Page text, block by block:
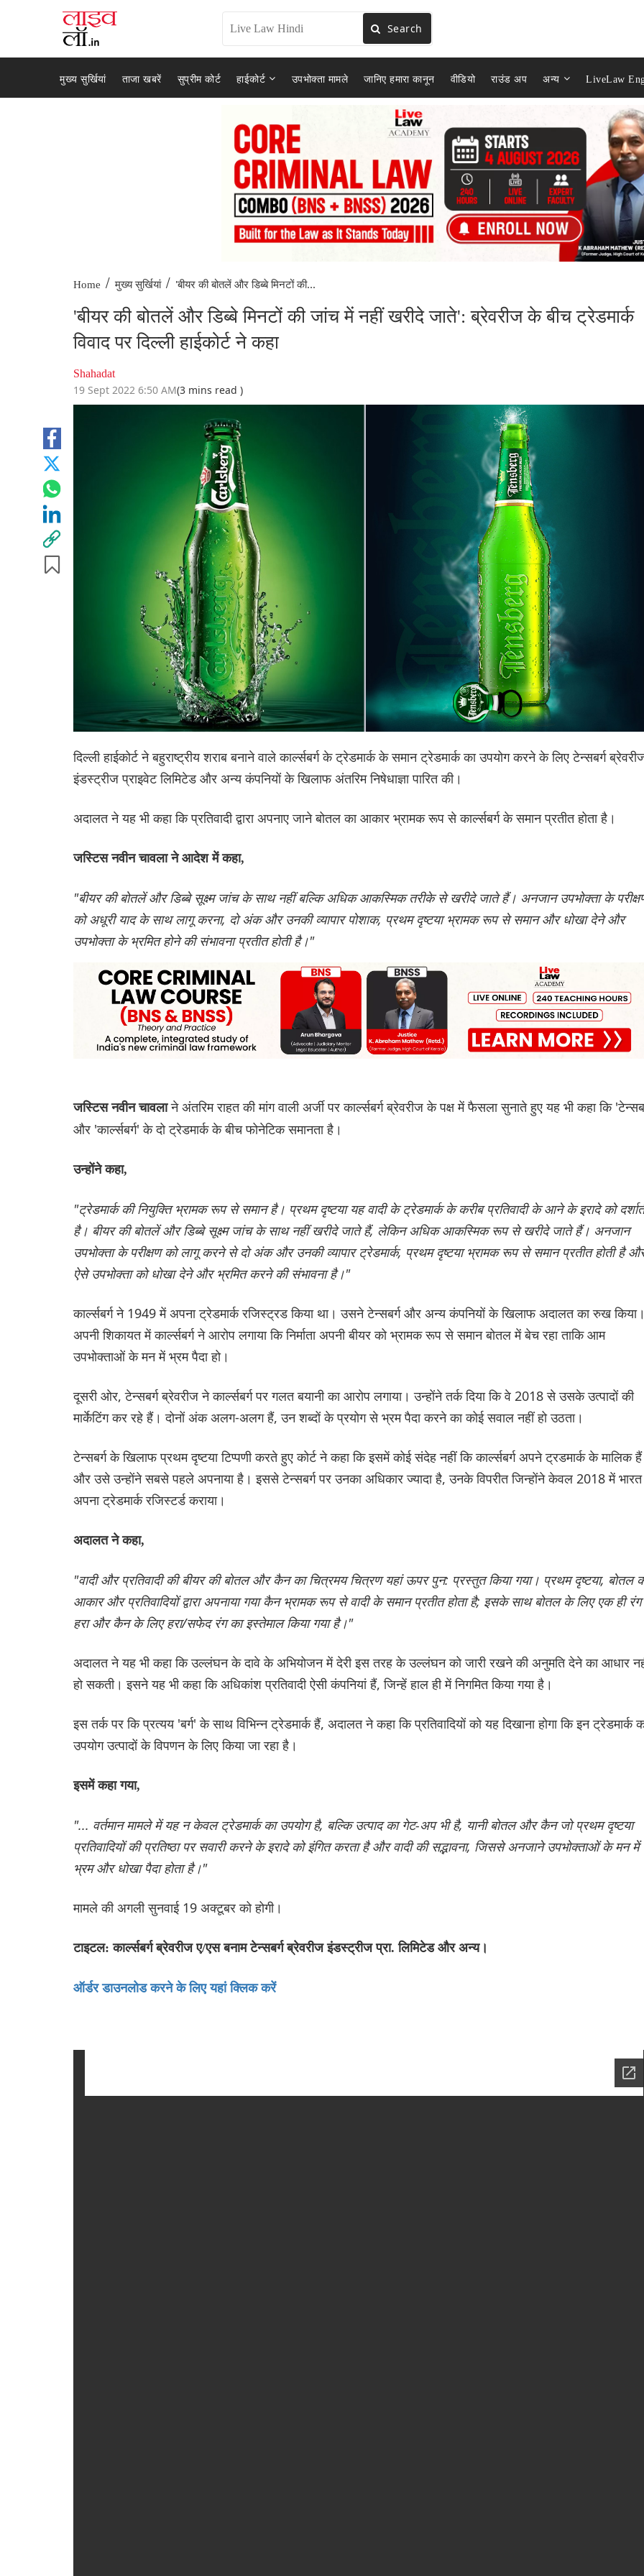
Search
मुख्य सुर्खियां ताजा खबरें सुप्रीम कोर्ट हाईकोर्ट उपभोक्ता मामले जानिए हमारा कानून वीडियो राउंड अप अन्य LiveLaw
Home / मुख्य सुर्खियां / 'बीयर की बोतलें और डिब्बे मिनटों की...
'बीयर की बोतलें और डिब्बे मिनटों की जांच में नहीं खरीदे जाते': ब्रेवरीज के बीच ट्रेडमार्क
विवाद पर दिल्ली हाईकोर्ट ने कहा
Shahadat
19 Sept 2022 6:50 AM(3 mins read )
दिल्ली हाईकोर्ट ने बहुराष्ट्रीय शराब बनाने वाले कार्ल्सबर्ग के ट्रेडमार्क के समान ट्रेडमार्क का उपयोग करने के लिए टेन्सबर्ग
इंडस्ट्रीज प्राइवेट लिमिटेड और अन्य कंपनियों के खिलाफ अंतरिम निषेधाज्ञा पारित की।
अदालत ने यह भी कहा कि प्रतिवादी द्वारा अपनाए जाने बोतल का आकार भ्रामक रूप से कार्ल्सबर्ग के समान प्रतीत होता है।
जस्टिस नवीन चावला ने आदेश में कहा,
"बीयर की बोतलें और डिब्बे सूक्ष्म जांच के साथ नहीं बल्कि अधिक आकस्मिक तरीके से खरीदे जाते हैं। अनजान उपभोक्ता के
को अधूरी याद के साथ लागू करना, दो अंक और उनकी व्यापार पोशाक, प्रथम दृष्टया भ्रामक रूप से समान और धोखा देने और
उपभोक्ता के भ्रमित होने की संभावना प्रतीत होती है।"
जस्टिस नवीन चावलाने अंतरिम राहत की मांग वाली अर्जी पर कार्ल्सबर्ग ब्रेवरीज के पक्ष में फैसला सुनाते हुए यह भी कहा कि
और 'कार्ल्सबर्ग' के दो ट्रेडमार्क के बीच फोनेटिक समानता है।
उन्होंने कहा,
"ट्रेडमार्क की नियुक्ति भ्रामक रूप से समान है। प्रथम दृष्टया यह वादी के ट्रेडमार्क के करीब प्रतिवादी के आने के इरादे को
है। बीयर की बोतलें और डिब्बे सूक्ष्म जांच के साथ नहीं खरीदे जाते हैं, लेकिन अधिक आकस्मिक रूप से खरीदे जाते हैं। अनजान
उपभोक्ता के परीक्षण को लागू करने से दो अंक और उनकी व्यापार ट्रेडमार्क, प्रथम दृष्टया भ्रामक रूप से समान प्रतीत होती है
ऐसे उपभोक्ता को धोखा देने और भ्रमित करने की संभावना है।"
कार्ल्सबर्ग ने 1949 में अपना ट्रेडमार्क रजिस्ट्रड किया था। उसने टेन्सबर्ग और अन्य कंपनियों के खिलाफ अदालत का रुख
अपनी शिकायत में कार्ल्सबर्ग ने आरोप लगाया कि निर्माता अपनी बीयर को भ्रामक रूप से समान बोतल में बेच रहा ताकि आम
उपभोक्ताओं के मन में भ्रम पैदा हो।
दूसरी ओर, टेन्सबर्ग ब्रेवरीज ने कार्ल्सबर्ग पर गलत बयानी का आरोप लगाया। उन्होंने तर्क दिया कि वे 2018 से उसके उत्पादों की
मार्केटिंग कर रहे हैं। दोनों अंक अलग-अलग हैं, उन शब्दों के प्रयोग से भ्रम पैदा करने का कोई सवाल नहीं हो उठता।
टेन्सबर्ग के खिलाफ प्रथम दृष्टया टिप्पणी करते हुए कोर्ट ने कहा कि इसमें कोई संदेह नहीं कि कार्ल्सबर्ग अपने ट्रडमार्क के मालिक हैं
और उसे उन्होंने सबसे पहले अपनाया है। इससे टेन्सबर्ग पर उनका अधिकार ज्यादा है, उनके विपरीत जिन्होंने केवल 2018 में
अपना ट्रेडमार्क रजिस्टर्ड कराया।
अदालत ने कहा,
"वादी और प्रतिवादी की बीयर की बोतल और कैन का चित्रमय चित्रण यहां ऊपर पुन: प्रस्तुत किया गया। प्रथम दृष्टया, बोतल
आकार और प्रतिवादियों द्वारा अपनाया गया कैन भ्रामक रूप से वादी के समान प्रतीत होता है; इसके साथ बोतल के लिए एक ही रंग
हरा और कैन के लिए हरा/सफेद रंग का इस्तेमाल किया गया है।"
अदालत ने यह भी कहा कि उल्लंघन के दावे के अभियोजन में देरी इस तरह के उल्लंघन को जारी रखने की अनुमति देने का आधार
हो सकती। इसने यह भी कहा कि अधिकांश प्रतिवादी ऐसी कंपनियां हैं, जिन्हें हाल ही में निगमित किया गया है।
इस तर्क पर कि प्रत्यय 'बर्ग' के साथ विभिन्न ट्रेडमार्क हैं, अदालत ने कहा कि प्रतिवादियों को यह दिखाना होगा कि इन ट्रेडमार्क
उपयोग उत्पादों के विपणन के लिए किया जा रहा है।
इसमें कहा गया,
"... वर्तमान मामले में यह न केवल ट्रेडमार्क का उपयोग है, बल्कि उत्पाद का गेट-अप भी है, यानी बोतल और कैन जो प्रथम दृष्टया
प्रतिवादियों की प्रतिष्ठा पर सवारी करने के इरादे को इंगित करता है और वादी की सद्भावना, जिससे अनजाने उपभोक्ताओं के मन में
भ्रम और धोखा पैदा होता है।"
मामले की अगली सुनवाई 19 अक्टूबर को होगी।
टाइटल: कार्ल्सबर्ग ब्रेवरीज ए/एस बनाम टेन्सबर्ग ब्रेवरीज इंडस्ट्रीज प्रा. लिमिटेड और अन्य।
ऑर्डर डाउनलोड करने के लिए यहां क्लिक करें